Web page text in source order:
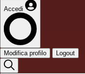
Accedi
Modifica profilo Logout